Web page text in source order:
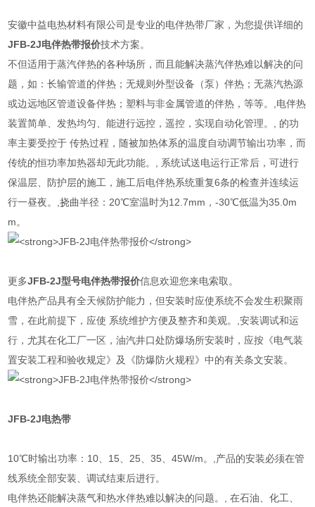
安徽中益电热材料有限公司是专业的电伴热带厂家，为您提供详细的
JFB-2J电伴热带报价技术方案。
不但适用于蒸汽伴热的各种场所，而且能解决蒸汽伴热难以解决的问
题，如：长输管道的伴热；无规则外型设备（泵）伴热；无蒸汽热源
或边远地区管道设备伴热；塑料与非金属管道的伴热，等等。,电伴热
装置简单、发热均匀、能进行远控，遥控，实现自动化管理。, 的功
率主要受控于 传热过程，随被加热体系的温度自动调节输出功率，而
传统的恒功率加热器却无此功能。, 系统试送电运行正常后，可进行
保温层、防护层的施工，施工后电伴热系统重复6条的检查并连续运
行一昼夜。,挠曲半径：20℃室温时为12.7mm，-30℃低温为35.0m
m。
更多JFB-2J型号电伴热带报价信息欢迎您来电索取。
电伴热产品具有全天候防护能力，但安装时应使系统不会发生积聚雨
雪，在此前提下，应使 系统维护方便及整齐和美观。,安装调试和运
行，尤其在化工厂一区，油汽井口处防爆场所安装时，应按《电气装
置安装工程和验收规定》及《防爆防火规程》中的有关条文安装。
JFB-2J电热带
10℃时输出功率：10、15、25、35、45W/m。,产品的安装必须在管
线系统全部安装、调试结束后进行。
电伴热还能解决蒸气和热水伴热难以解决的问题。, 在石油、化工、